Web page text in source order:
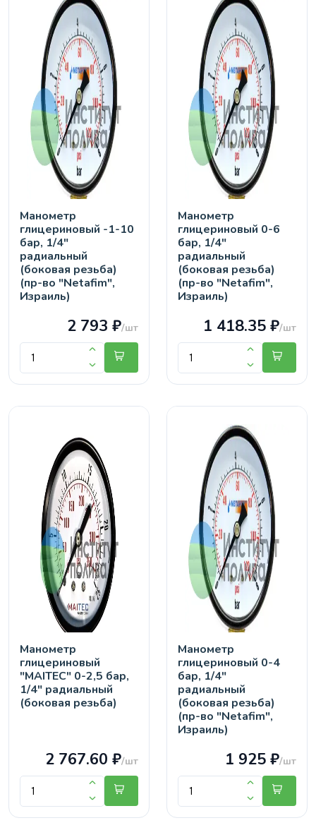
Манометр
глицериновый -1-10
бар, 1/4"
радиальный
(боковая резьба)
(пр-во "Netafim",
Израиль)
2 793 ₽/шт
Манометр
глицериновый 0-6
бар, 1/4"
радиальный
(боковая резьба)
(пр-во "Netafim",
Израиль)
1 418.35 ₽/шт
Манометр
глицериновый
"MAITEC" 0-2,5 бар,
1/4" радиальный
(боковая резьба)
2 767.60 ₽/шт
Манометр
глицериновый 0-4
бар, 1/4"
радиальный
(боковая резьба)
(пр-во "Netafim",
Израиль)
1 925 ₽/шт